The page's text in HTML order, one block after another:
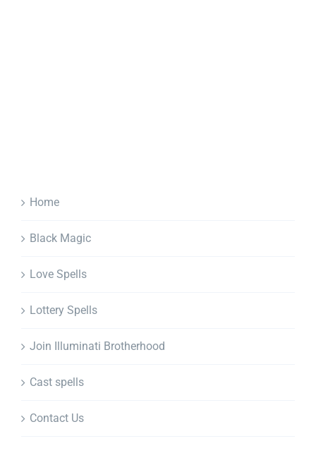
Home
Black Magic
Love Spells
Lottery Spells
Join Illuminati Brotherhood
Cast spells
Contact Us